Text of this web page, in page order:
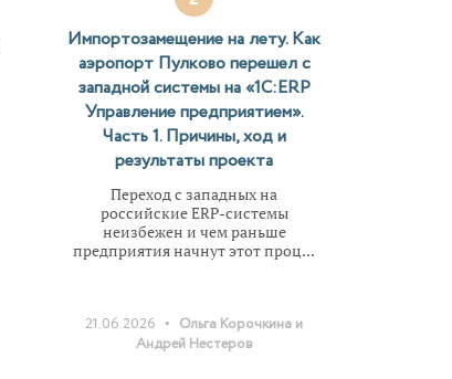
Импортозамещение на лету. Как
аэропорт Пулково перешел с
западной системы на «1С:ERP
Управление предприятием».
Часть 1. Причины, ход и
результаты проекта
Переход с западных на
российские ERP-системы
неизбежен и чем раньше
предприятия начнут этот проц...
21.06.2026 • Ольга Корочкина и
Андрей Нестеров